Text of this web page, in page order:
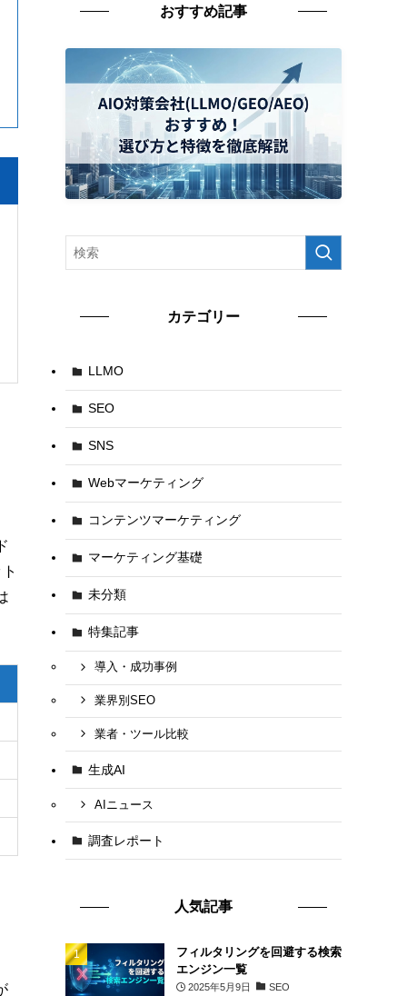
おすすめ記事
カテゴリー
LLMO
SEO
SNS
Webマーケティング
コンテンツマーケティング
マーケティング基礎
未分類
特集記事
導入・成功事例
業界別SEO
業者・ツール比較
生成AI
AIニュース
調査レポート
人気記事
フィルタリングを回避する検索
エンジン一覧
2025年5月9日 SEO